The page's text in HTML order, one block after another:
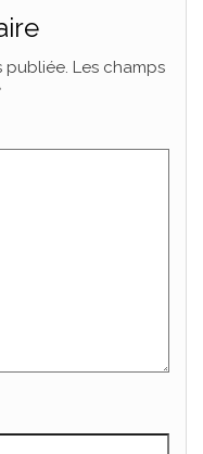
publiée. Les champs